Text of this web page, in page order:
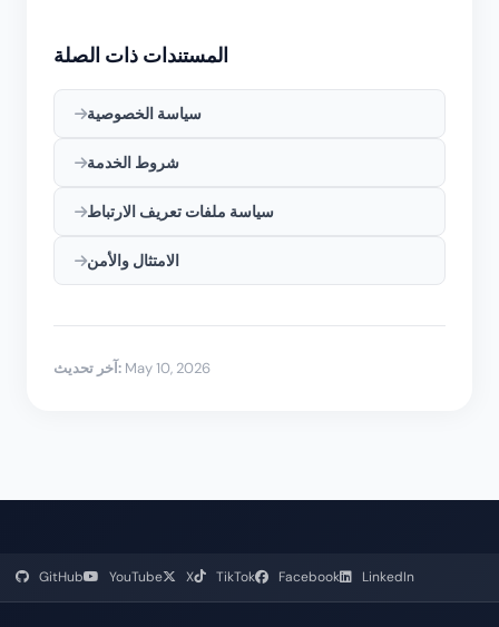
المستندات ذات الصلة
سياسة الخصوصية
شروط الخدمة
سياسة ملفات تعريف الارتباط
الامتثال والأمن
آخر تحديث: May 10, 2026
GitHub YouTube X TikTok Facebook LinkedIn